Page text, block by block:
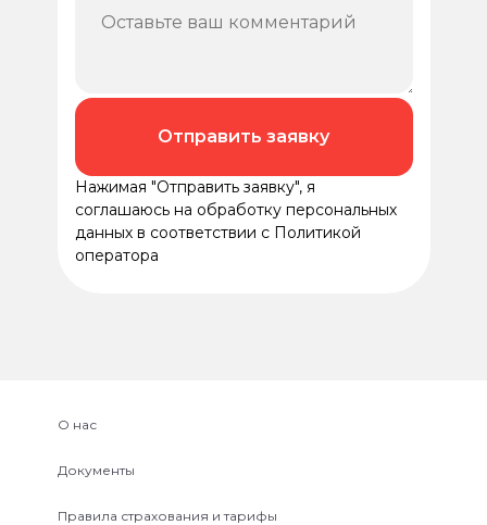
Отправить заявку
Нажимая "Отправить заявку", я
соглашаюсь на обработку персональных
данных в соответствии с Политикой
оператора
О нас
Документы
Правила страхования и тарифы